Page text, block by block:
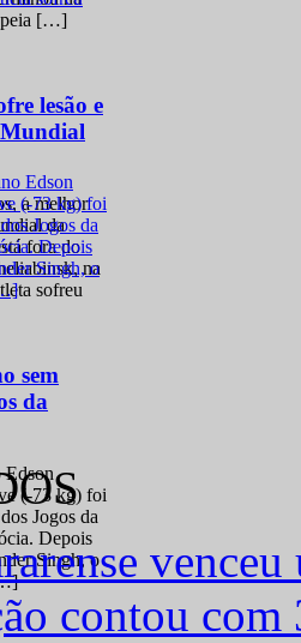
[…]
lesão e
a melhor
da
fora do
na
sofreu
sem
da
Edson
(-73 kg) foi
Jogos da
Depois
Singh, o